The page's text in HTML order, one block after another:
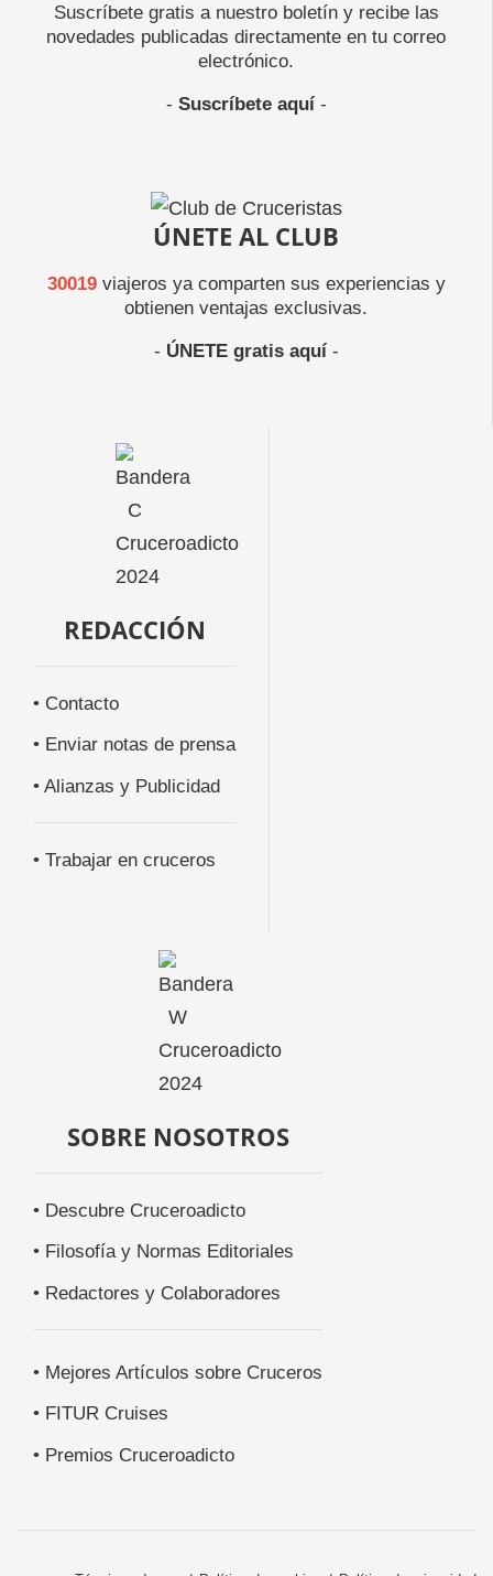
Suscríbete gratis a nuestro boletín y recibe las
novedades publicadas directamente en tu correo
electrónico.
- Suscríbete aquí-
ÚNETE AL CLUB
30019viajeros ya comparten sus experiencias y
obtienen ventajas exclusivas.
- ÚNETE gratis aquí-
REDACCIÓN
• Contacto
• Enviar notas de prensa
• Alianzas y Publicidad
• Trabajar en cruceros
SOBRE NOSOTROS
• Descubre Cruceroadicto
• Filosofía y Normas Editoriales
• Redactores y Colaboradores
• Mejores Artículos sobre Cruceros
• FITUR Cruises
• Premios Cruceroadicto